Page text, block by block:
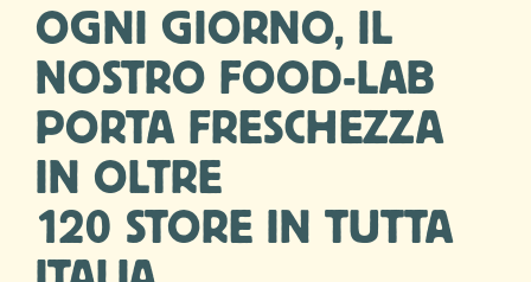
OGNI GIORNO, IL
NOSTRO FOOD-LAB
PORTA FRESCHEZZA
IN OLTRE
120 STORE IN TUTTA